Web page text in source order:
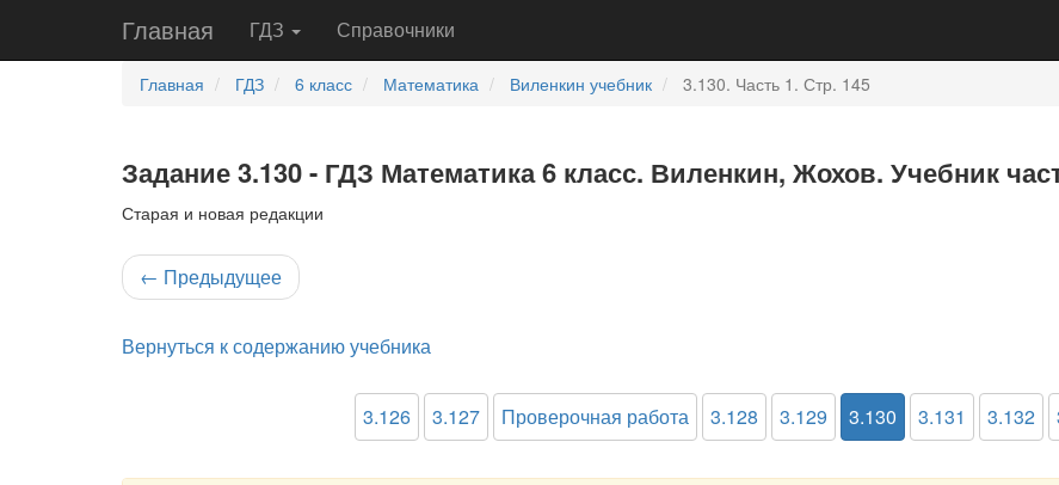
Главная ГДЗ Справочники
Главная ГДЗ 6 класс Математика Виленкин учебник 3.130. Часть 1. Стр. 145
Задание 3.130 - ГДЗ Математика 6 класс. Виленкин, Жохов. Учебник
Старая и новая редакции
← Предыдущее
Вернуться к содержанию учебника
3.126 3.127 Проверочная работа 3.128 3.129 3.130 3.131 3.132